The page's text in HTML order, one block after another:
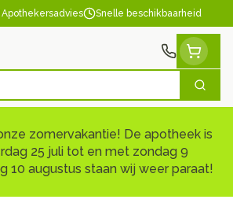
Apothekersadvies Snelle beschikbaarheid
Zoek
zomervakantie! De apotheek is
25 juli tot en met zondag 9
10 augustus staan wij weer paraat!